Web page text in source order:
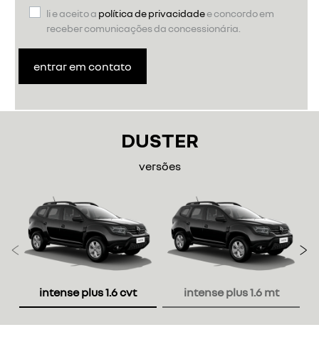
li e aceito a política de privacidadee concordo em
receber comunicações da concessionária.
entrar em contato
DUSTER
versões
intense plus 1.6 cvt intense plus 1.6 mt
Anterior